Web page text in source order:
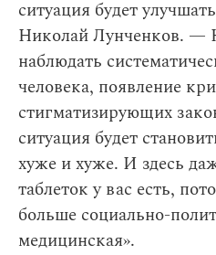
ситуация будет
Николай Лунченков. —
наблюдать
человека, появление
стигматизирующих
ситуация будет
хуже и хуже. И здесь
таблеток у вас есть,
больше социально-
медицинская».